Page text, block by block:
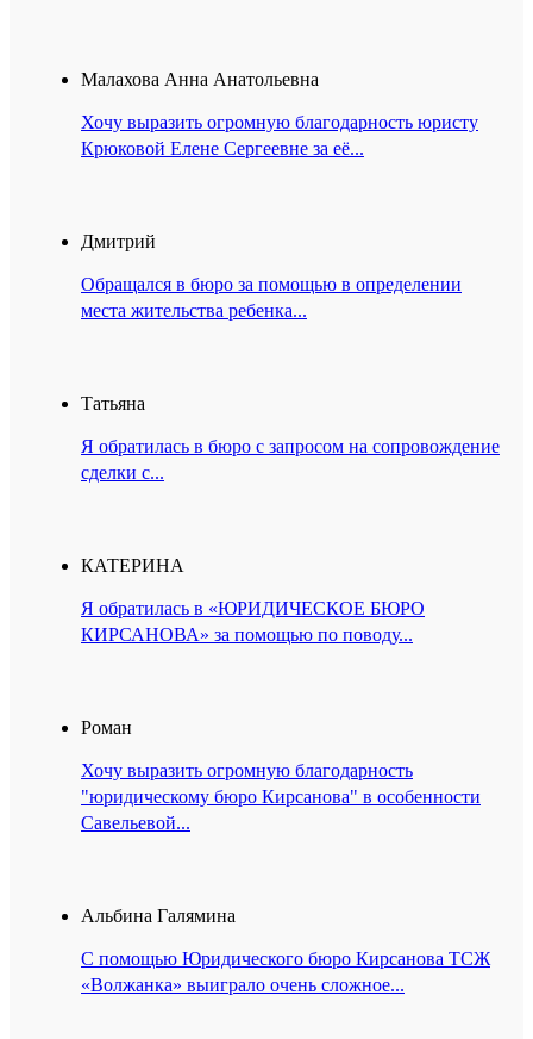
Малахова Анна Анатольевна
Хочу выразить огромную благодарность юристу
Крюковой Елене Сергеевне за её...
Дмитрий
Обращался в бюро за помощью в определении
места жительства ребенка...
Татьяна
Я обратилась в бюро с запросом на сопровождение
сделки с...
КАТЕРИНА
Я обратилась в «ЮРИДИЧЕСКОЕ БЮРО
КИРСАНОВА» за помощью по поводу...
Роман
Хочу выразить огромную благодарность
"юридическому бюро Кирсанова" в особенности
Савельевой...
Альбина Галямина
С помощью Юридического бюро Кирсанова ТСЖ
«Волжанка» выиграло очень сложное...